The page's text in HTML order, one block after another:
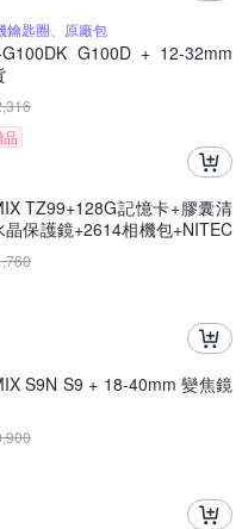
鑰匙圈、原廠包
G100D + 12-32mm
TZ99+128G記憶卡+膠囊清
保護鏡+2614相機包+NITEC
你電動氣吹(公司貨)
S9N S9 + 18-40mm 變焦鏡